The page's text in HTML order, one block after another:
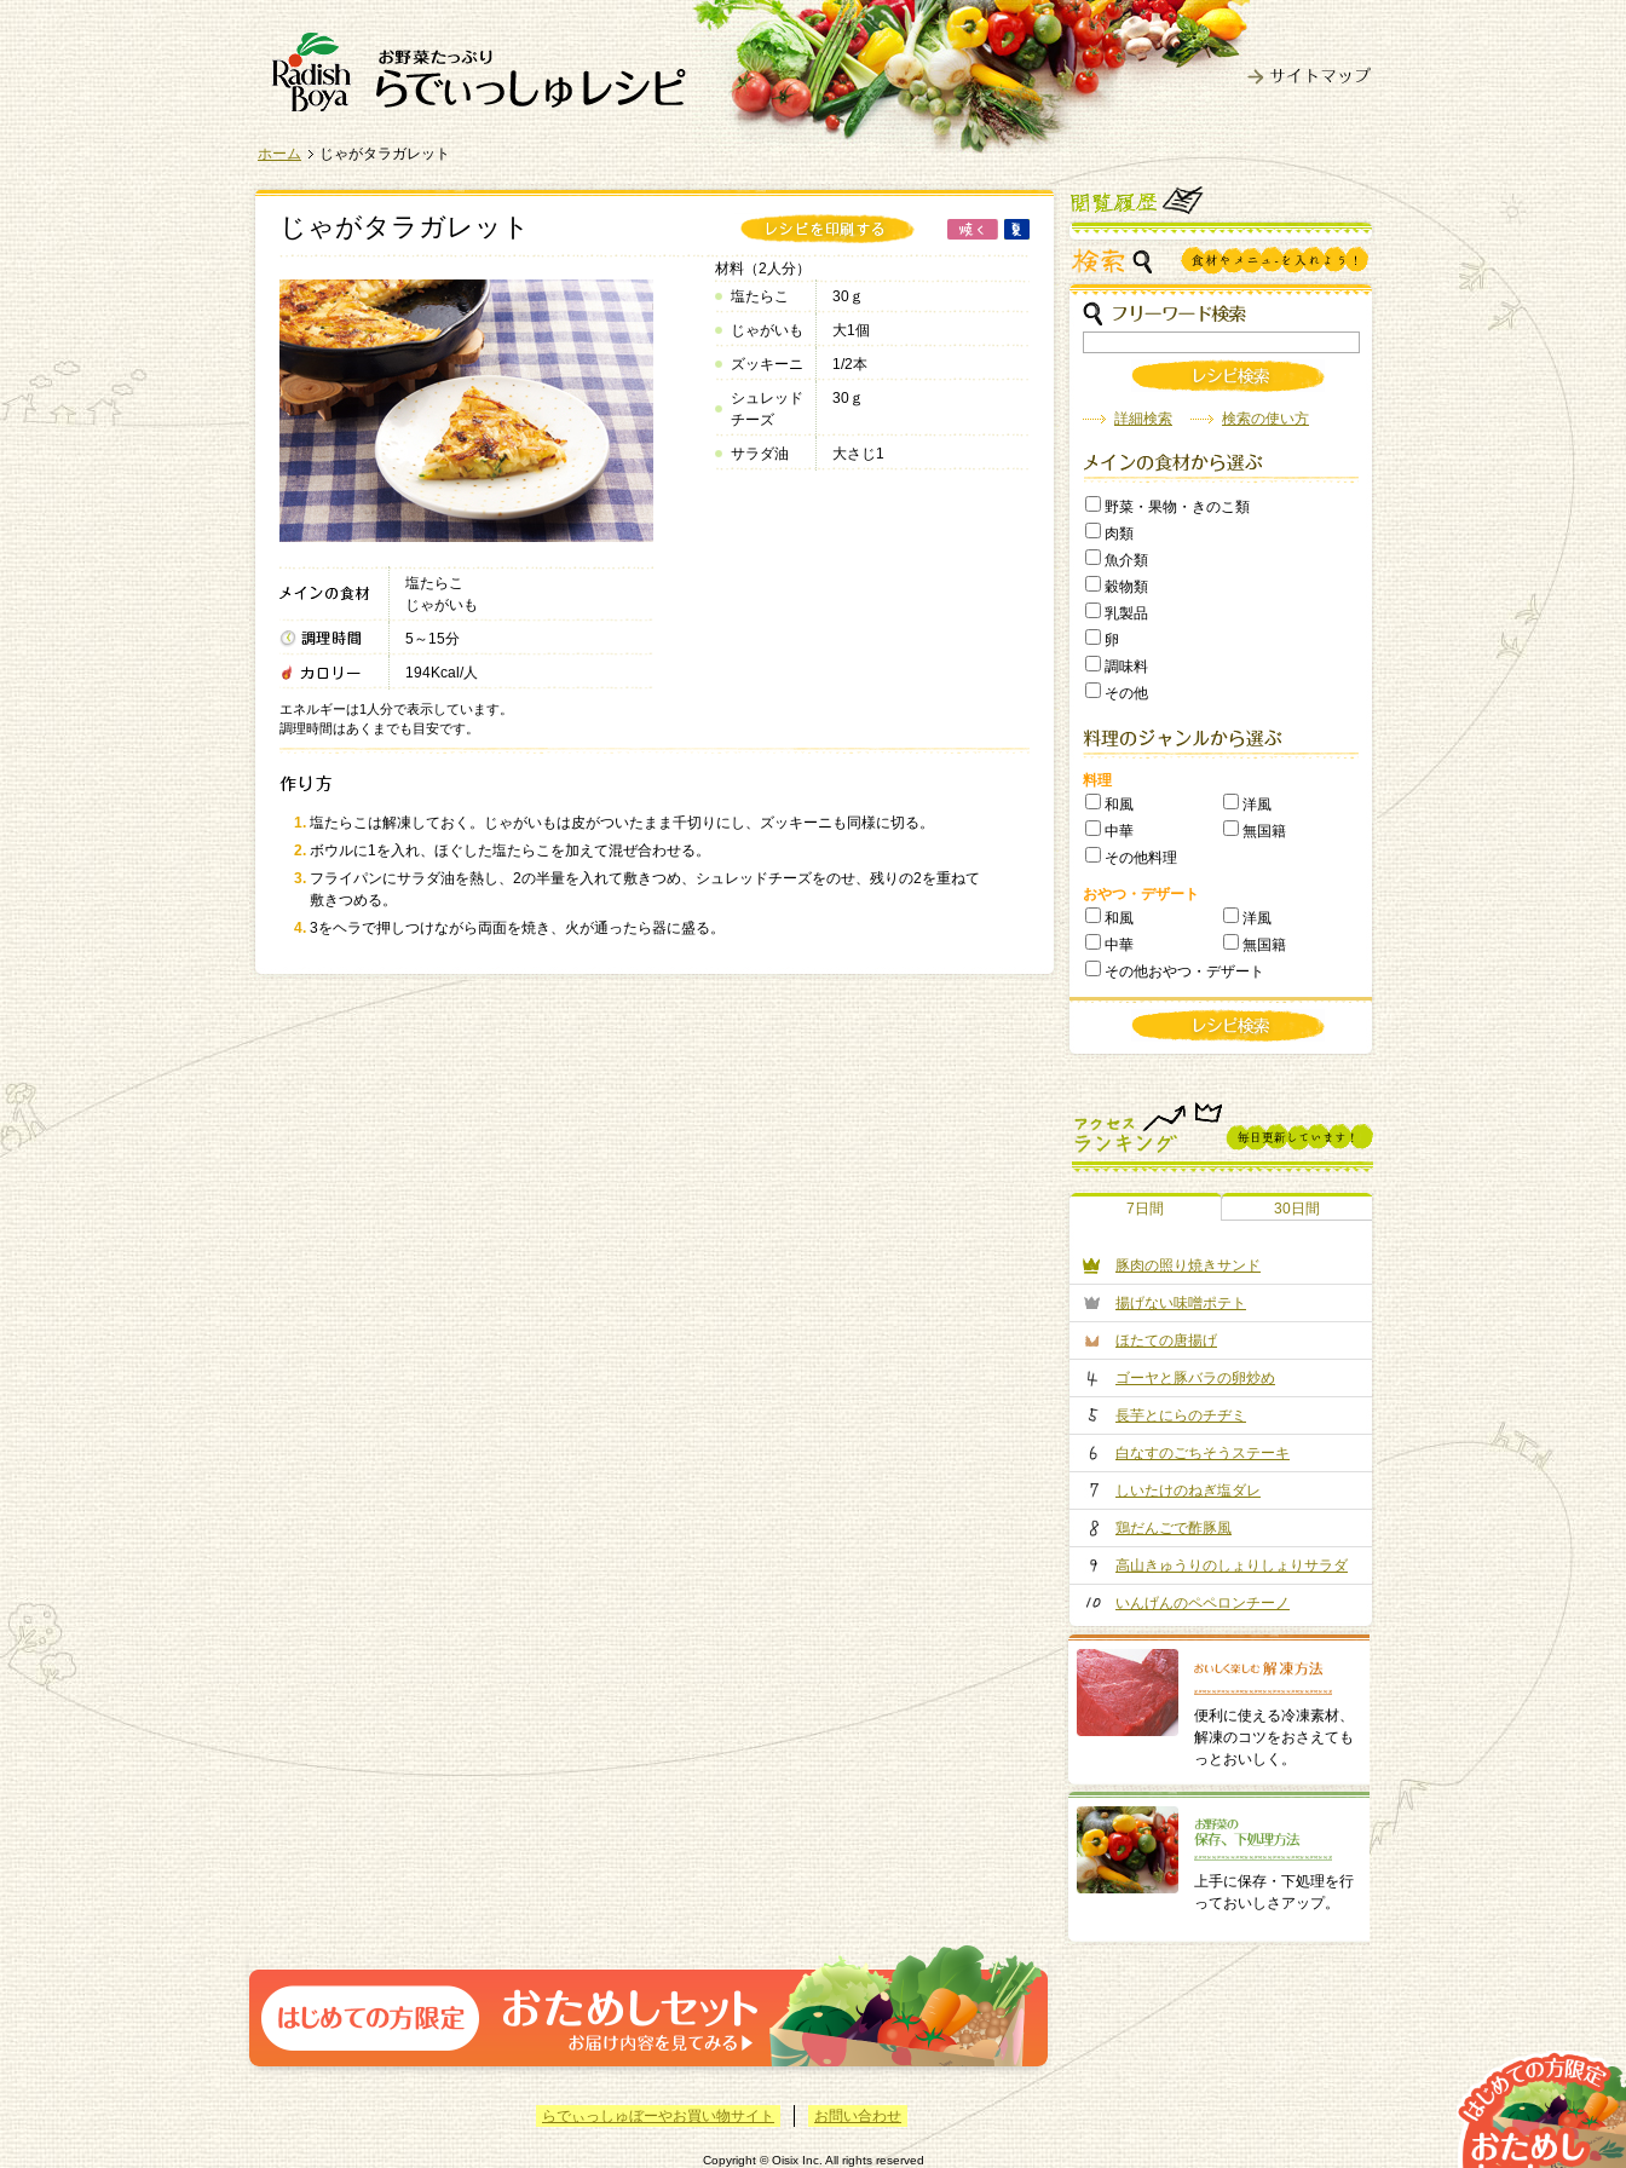
ホーム じゃがタラガレット
じゃがタラガレット
塩たらこ
じゃがいも
5～15分
194Kcal/人
エネルギーは1人分で表示しています。
調理時間はあくまでも目安です。
材料（2人分）
塩たらこ
30ｇ
じゃがいも
大1個
ズッキーニ
1/2本
シュレッド
チーズ
30ｇ
サラダ油 大さじ1
塩たらこは解凍しておく。じゃがいもは皮がついたまま千切りにし、ズッキーニも同様に切る。
ボウルに1を入れ、ほぐした塩たらこを加えて混ぜ合わせる。
フライパンにサラダ油を熱し、2の半量を入れて敷きつめ、シュレッドチーズをのせ、残りの2を重ねて
敷きつめる。
3をヘラで押しつけながら両面を焼き、火が通ったら器に盛る。
詳細検索 検索の使い方
野菜・果物・きのこ類
肉類
魚介類
穀物類
乳製品
卵
調味料
その他
料理
和風
洋風
中華
無国籍
その他料理
おやつ・デザート
和風
洋風
中華
無国籍
その他おやつ・デザート
7日間 30日間
豚肉の照り焼きサンド
揚げない味噌ポテト
ほたての唐揚げ
ゴーヤと豚バラの卵炒め
長芋とにらのチヂミ
白なすのごちそうステーキ
しいたけのねぎ塩ダレ
鶏だんごで酢豚風
高山きゅうりのしょりしょりサラダ
いんげんのペペロンチーノ
便利に使える冷凍素材、
解凍のコツをおさえても
っとおいしく。
上手に保存・下処理を行
っておいしさアップ。
らでぃっしゅぼーやお買い物サイト お問い合わせ
Copyright © Oisix Inc. All rights reserved